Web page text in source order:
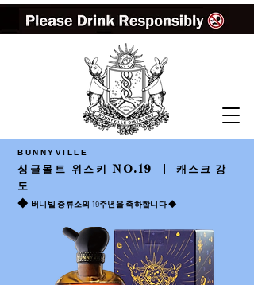
BUNNYVILLE
싱글몰트 위스키 NO.19
| 캐스크 강
도
◆ 버니빌 증류소의 19주년을 축하합니다 ◆